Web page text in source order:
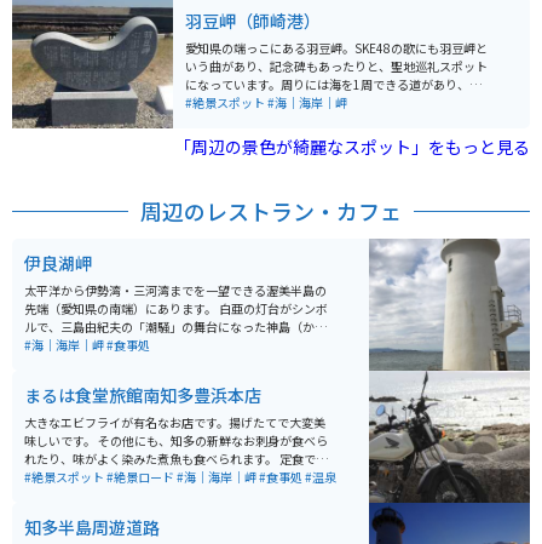
な陽気でのんびり過ごすことができます。隣の島であ
る、日間賀島と同時に訪れるとより楽しめるので、オス
スメです。
羽豆岬（師崎港）
愛知県の端っこにある羽豆岬。SKE48の歌にも羽豆岬と
いう曲があり、記念碑もあったりと、聖地巡礼スポット
になっています。周りには海を1周できる道があり、ツー
リングにはオススメです。海の家や牡蠣焼きがあり、食
す。
#絶景スポット #海｜海岸｜岬
「周辺の景色が綺麗なスポット」をもっと見る
周辺のレストラン・カフェ
伊良湖岬
太平洋から伊勢湾・三河湾までを一望できる渥美半島の
先端（愛知県の南端）にあります。 白亜の灯台がシンボ
ルで、三島由紀夫の「潮騒」の舞台になった神島（かみ
しま）まで見渡せ、灯台から遊歩道もあります。 元旦に
しいです。 夕日がとても綺麗でロマンチックなムードに
浸れます。恋人の聖地にもなっており、地元民のデート
スポットにもなっています。
#海｜海岸｜岬#食事処
まるは食堂旅館南知多豊浜本店
大きなエビフライが有名なお店です。揚げたてで大変美
味しいです。 その他にも、知多の新鮮なお刺身が食べら
れたり、味がよく染みた煮魚も食べられます。 定食で頼
めば、それらが一度に食べられてボリュームも満点で
きます。 店内には知多の名産がいくつか売っておりお土
#絶景スポット #絶景ロード #海｜海岸｜岬#食事処 #温泉
知多半島周遊道路